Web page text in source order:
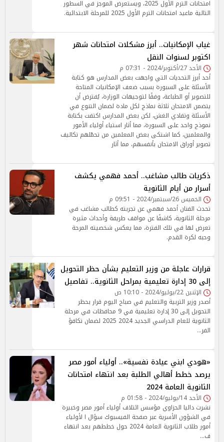
امتحانات الترم الأول 2025، ويستعرض الموجز في السطور
التالية ماعيد امتحانات الترم الأول 2025 للمرحلة الابتدائية.
غياب الإمكانيات.. أبرز مشكلات امتحانات شهر
اكتوبر لسنوات النقل
الأحد 27/أكتوبر/2024 - 07:31 م
أحد أبرز التحديات التي واجهت بعض المدارس هو كتابة
الأسئلة على السبورة بسبب ضعف الإمكانيات المتاحة
للتصوير أو الطباعة، وفقًا لتوجيهات الوزارة، يُفترض أن
يتضمن الامتحان ثلاثة نماذج لكل مادة لضمان التنوع في
الأسئلة وتفادي الغش، لكن بعض المدارس اكتفت بكتابة
نموذج واحد على السبورة، مما أثار استياء أولياء الأمور
والمعلمين، كما اشتكى بعض المعلمين من تحمّلهم تكاليف
تصوير أوراق الامتحان بأنفسهم، مما أثار
ذكريات طالب مشاغب.. أحمد فهمي يكشف
أسرار من أيام الثانوية
الخميس 26/سبتمبر/2024 - 09:51 م
تحدث الفنان أحمد فهمي عن تجربته كطالب مشاغب في
مرحلة الثانوية، كاشفًا عن مواقف طريفة وأحداث مثيرة
تعرض لها في تلك الفترة، مما يعكس شخصيته المرحة
وحبه لكرة القدم.
قرارات عاجلة من وزير التعليم بشأن حظر التحويل
إلى 30 إدارة تعليمية بمراحل الثانوية.. تفاصيل
الإثنين 22/يوليو/2024 - 10:10 ص
أصدر وزير التربية والتعليم في صباح اليوم قرار بحظر
التحويل إلى 30 إدارة تعليمية في 9 محافظات في مرحلة
الثانوية للعام الدراسي الجديد 2024 2025 لضمان تكافؤ
الفر…
«هودي ابني عيادة نفسية».. أولياء أمور مصر
يرصد خطط أهالي الطلبة بعد انتهاء امتحانات
الثانوية العامة 2024
الأحد 14/يوليو/2024 - 01:58 م
نشرت داليا الحزاوي مؤسس ائتلاف أولياء أمور مصر وخبيرة
في الشؤون الأسرية عبر صفحة الفيسبوك سؤال ا لأولياء
أمور طلاب الثانوية العامة 2024 حول خططهم بعد انتهاء
ف…